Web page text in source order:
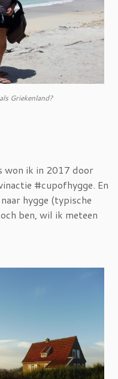
Griekenland?
won ik in 2017 door
#cupofhygge. En
hygge (typische
ben, wil ik meteen